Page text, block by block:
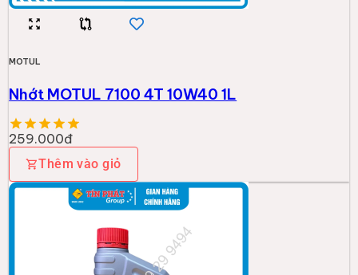
MOTUL
Nhớt MOTUL 7100 4T 10W40 1L
259.000đ
Thêm vào giỏ